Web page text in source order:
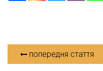
попередня стаття